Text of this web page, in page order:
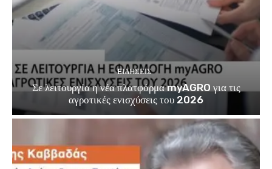
EΙΔΗΣΕΙΣ
Σε λειτουργία η νέα πλατφόρμα myAGRO για τις
αγροτικές ενισχύσεις του 2026